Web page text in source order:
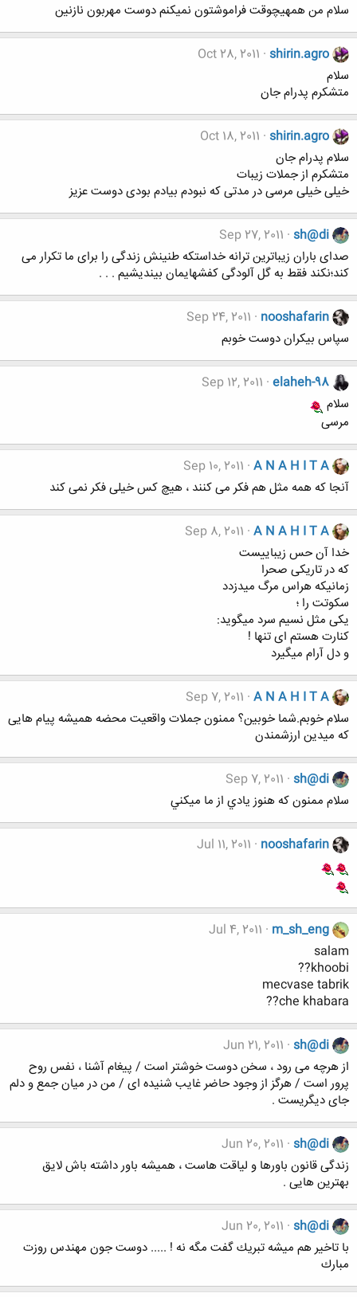
سلام من همهیچوقت فراموشتون نمیکنم دوست مهربون نازنین
shirin.agro
Oct 28, 2011
سلام
متشکرم پدرام جان
shirin.agro
Oct 18, 2011
سلام پدرام جان
متشکرم از جملات زیبات
خیلی خیلی مرسی در مدتی که نبودم بیادم بودی دوست عزیز
sh@di
Sep 27, 2011
صدای باران زیباترین ترانه خداستکه طنینش زندگی را برای ما تکرار می
کند؛نکند فقط به گل آلودگی کفشهایمان بیندیشیم . . .
nooshafarin
Sep 24, 2011
سپاس بيكران دوست خوبم
elaheh-98
Sep 12, 2011
سلام
مرسی
A N A H I T A
Sep 10, 2011
آنجا که همه مثل هم فکر می کنند ، هیچ کس خیلی فکر نمی کند
A N A H I T A
Sep 8, 2011
خدا آن حس زیباییست
که در تاریکی صحرا
زمانیکه هراس مرگ میدزدد
سکوتت را ؛
یکی مثل نسیم سرد میگوید:
کنارت هستم ای تنها !
و دل آرام میگیرد
A N A H I T A
Sep 7, 2011
سلام خوبم.شما خوبین؟ ممنون جملات واقعیت محضه همیشه پیام هایی
که میدین ارزشمندن
sh@di
Sep 7, 2011
سلام ممنون كه هنوز يادي از ما ميكني
nooshafarin
Jul 11, 2011
m_sh_eng
Jul 4, 2011
salam
khoobi??
mecvase tabrik
che khabara??
sh@di
Jun 21, 2011
از هرچه می رود ، سخن دوست خوشتر است / پیغام آشنا ، نفس روح
پرور است / هرگز از وجود حاضر غایب شنیده ای / من در میان جمع و دلم
جای دیگریست .
sh@di
Jun 20, 2011
زندگی قانون باورها و لیاقت هاست ، همیشه باور داشته باش لایق
بهترین هایی .
sh@di
Jun 20, 2011
با تاخير هم ميشه تبريك گفت مگه نه ! ..... دوست جون مهندس روزت
مبارك